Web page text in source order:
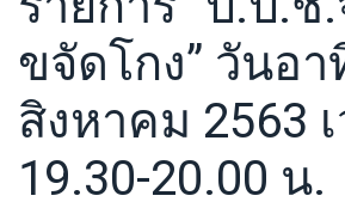
ขจัดโกง” วันอ
สิงหาคม 2563
19.30-20.00 น.